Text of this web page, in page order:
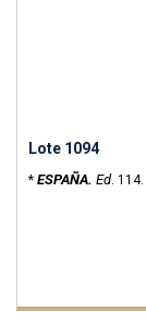
Lote 1094
* ESPAÑA. Ed. 114.